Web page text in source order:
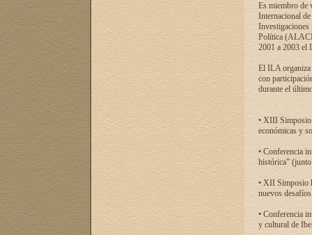
Es miembro de
Internacional
Investigaciones
Política
2001 a 2003 el
El ILA organiza
con
durante el
• XIII Simposio
económicas y
• Conferencia
histórica”
• XII Simposio
nuevos
• Conferencia
y cultural de